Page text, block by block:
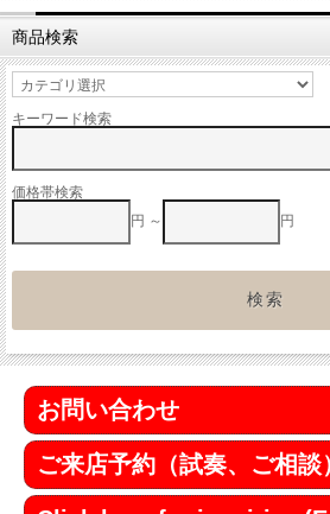
商品検索
キーワード検索
価格帯検索
円 ～
円
お問い合わせ
ご来店予約（試奏、ご相談